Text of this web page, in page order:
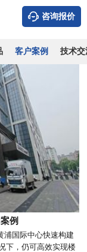
咨询报价
客户案例 技术交
住宅小区 学校/
例
浦国际中心快速构建
下，仍可高效实现楼